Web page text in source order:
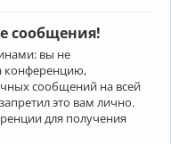
сообщения!
вы не
конференцию,
сообщений на всей
это вам лично.
для получения